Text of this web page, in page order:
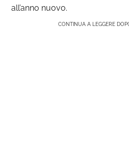
all’anno nuovo.
CONTINUA A LEGGERE